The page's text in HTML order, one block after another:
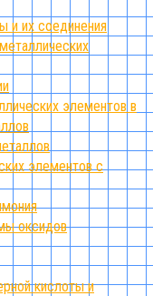
и их соединения
элементов в
элементов с
оксидов
кислоты и